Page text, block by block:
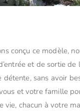
conçu ce modèle,
et de sortie de
sans avoir
et votre famille
vie, chacun à votre